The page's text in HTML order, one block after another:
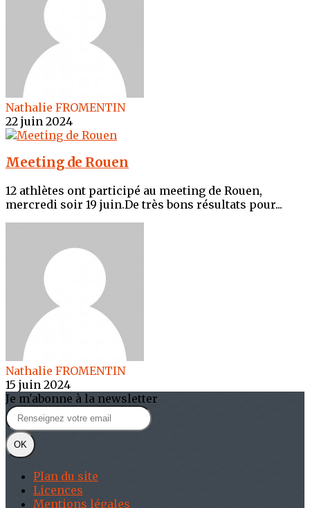
Nathalie FROMENTIN
22 juin 2024
Meeting de Rouen
12 athlètes ont participé au meeting de Rouen,
mercredi soir 19 juin.De très bons résultats pour...
Nathalie FROMENTIN
15 juin 2024
Je m'abonne à la newsletter
OK
Plan du site
Licences
Mentions légales